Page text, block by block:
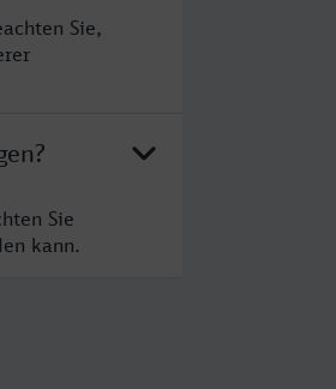
Sie,
Sie
kann.